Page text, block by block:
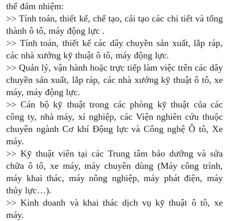
thể đảm nhiệm:
>> Tính toán, thiết kế, chế tạo, cải tạo các chi tiết và tổng
thành ô tô, máy động lực .
>> Tính toán, thiết kế các dây chuyền sản xuất, lắp ráp,
các nhà xưởng kỹ thuật ô tô, máy động lực.
>> Quản lý, vận hành hoặc trực tiếp làm việc trên các dây
chuyền sản xuất, lắp ráp, các nhà xưởng kỹ thuật ô tô, xe
máy, máy động lực.
>> Cán bộ kỹ thuật trong các phòng kỹ thuật của các
công ty, nhà máy, xí nghiệp, các Viện nghiên cứu thuộc
chuyên ngành Cơ khí Động lực và Công nghệ Ô tô, Xe
máy.
>> Kỹ thuật viên tại các Trung tâm bảo dưỡng và sửa
chữa ô tô, xe máy, máy chuyên dùng (Máy công trình,
máy khai thác, máy nông nghiệp, máy phát điện, máy
thủy lực…).
>> Kinh doanh và khai thác dịch vụ kỹ thuật ô tô, xe
máy.